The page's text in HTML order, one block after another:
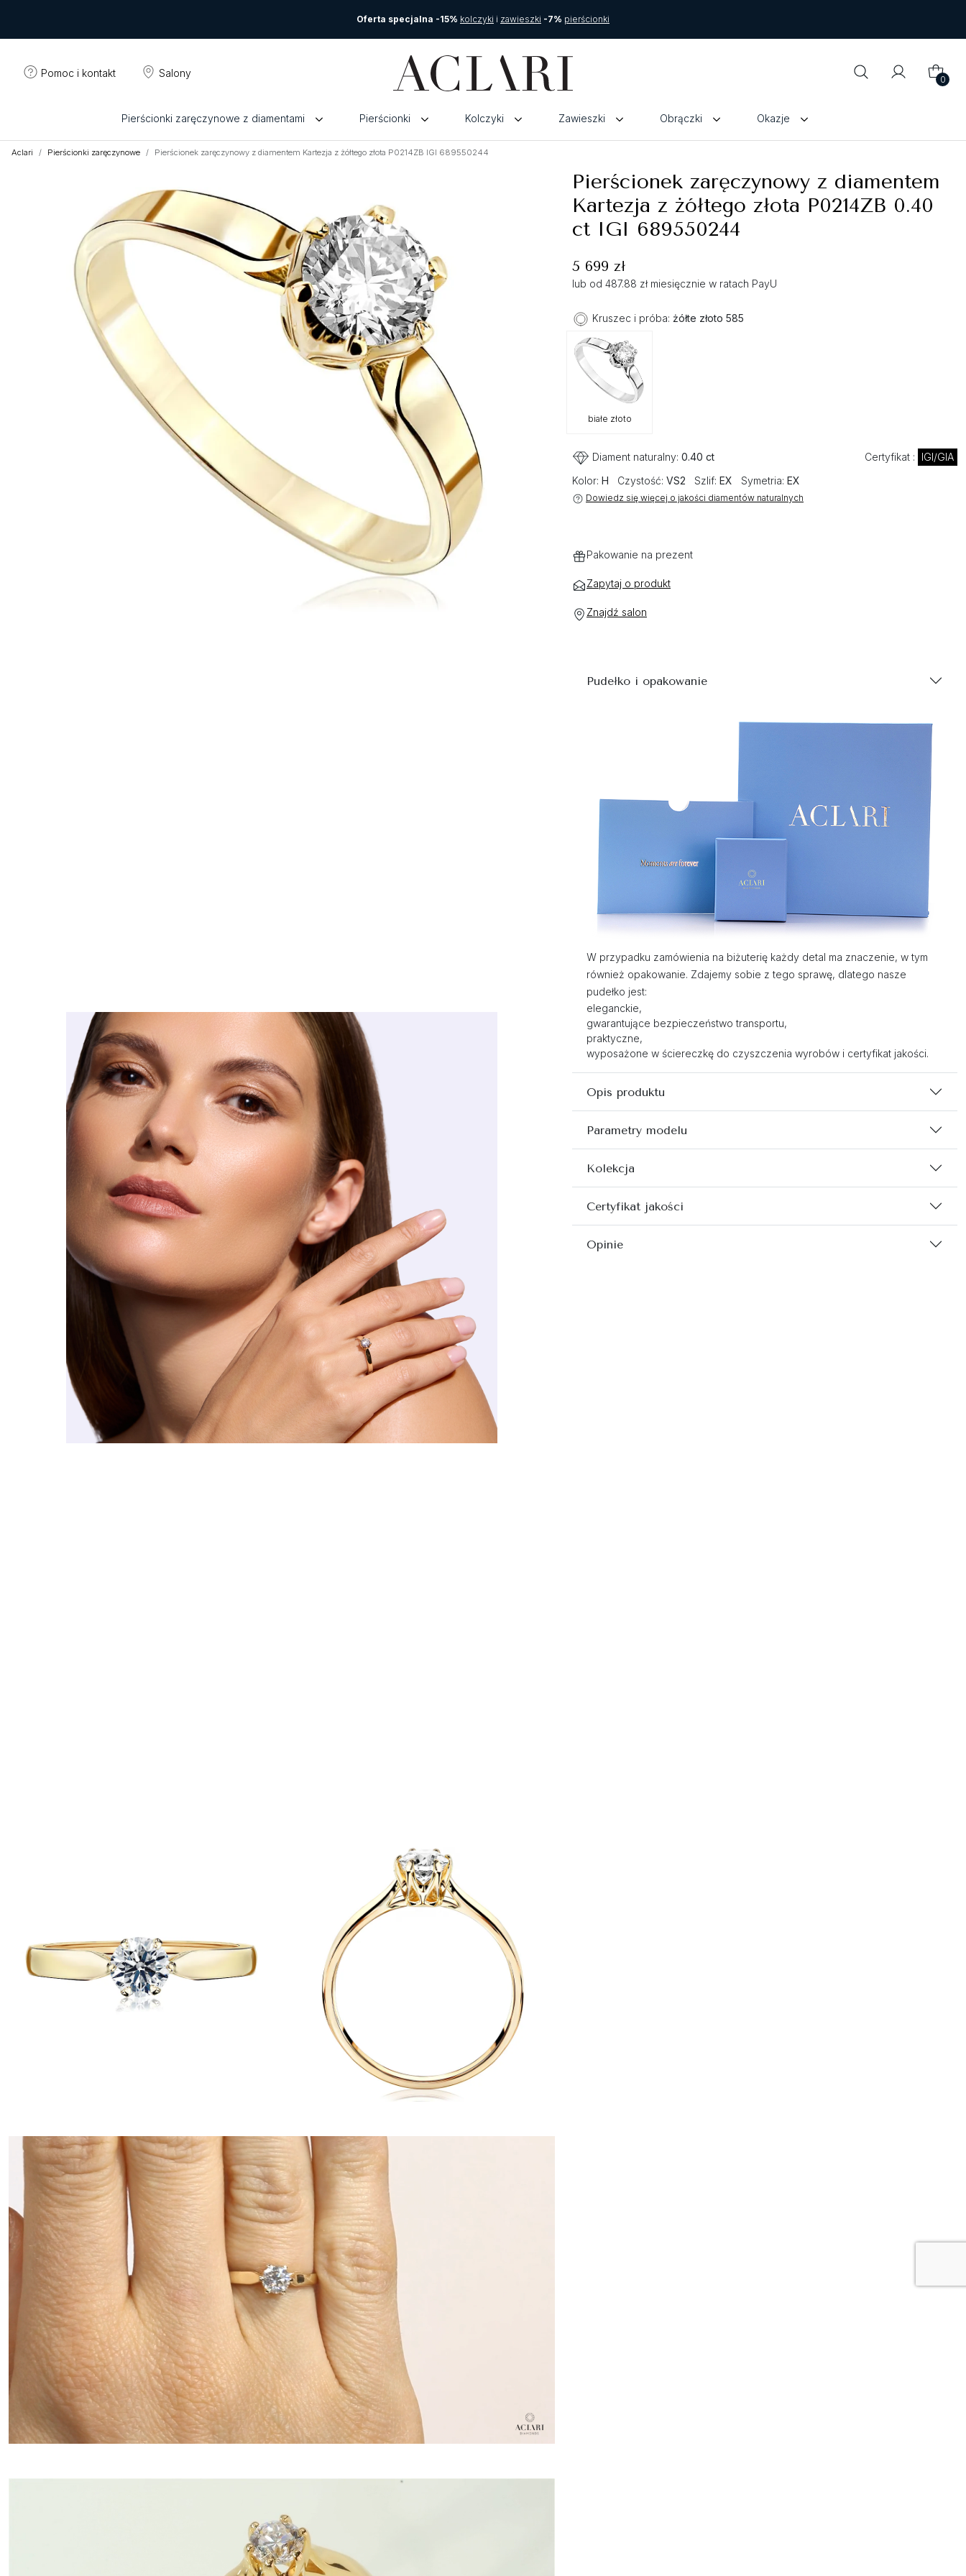
Oferta specjalna -15% kolczyki i zawieszki -7% pierścionki
Pomoc i kontakt Salony
0
Pierścionki zaręczynowe z diamentami Pierścionki Kolczyki Zawieszki Obrączki Okazje
Aclari Pierścionki zaręczynowe Pierścionek zaręczynowy z diamentem Kartezja z żółtego złota P0214ZB IGI 689550244
Pierścionek zaręczynowy z diamentem
Kartezja z żółtego złota P0214ZB 0.40
ct IGI 689550244
5 699 zł
lub od 487.88 zł miesięcznie w ratach PayU
Kruszec i próba: żółte złoto 585
białe złoto
Diament naturalny: 0.40 ct Certyfikat :
IGI/GIA
Kolor: H Czystość: VS2 Szlif: EX Symetria: EX
Dowiedz się więcej o jakości diamentów naturalnych
Pakowanie na prezent
Zapytaj o produkt
Znajdź salon
Pudełko i opakowanie
W przypadku zamówienia na biżuterię każdy detal ma znaczenie, w tym
również opakowanie. Zdajemy sobie z tego sprawę, dlatego nasze
pudełko jest:
eleganckie,
gwarantujące bezpieczeństwo transportu,
praktyczne,
wyposażone w ściereczkę do czyszczenia wyrobów i certyfikat jakości.
Opis produktu
Parametry modelu
Kolekcja
Certyfikat jakości
Opinie